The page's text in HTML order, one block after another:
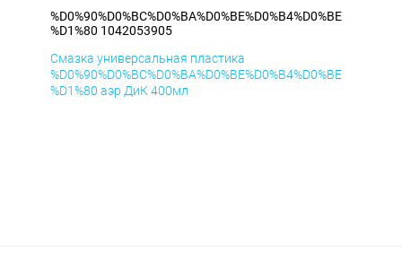
%D0%90%D0%BC%D0%BA%D0%BE%D0%B4%D0%BE
%D1%80 1042053905
Смазка универсальная пластика
%D0%90%D0%BC%D0%BA%D0%BE%D0%B4%D0%BE
%D1%80 аэр ДиК 400мл